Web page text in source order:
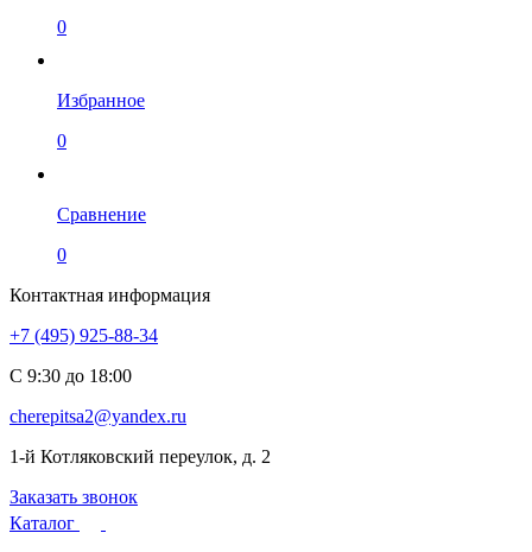
0
Избранное
0
Сравнение
0
Контактная информация
+7 (495) 925-88-34
С 9:30 до 18:00
cherepitsa2@yandex.ru
1-й Котляковский переулок, д. 2
Заказать звонок
Каталог